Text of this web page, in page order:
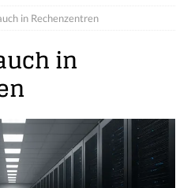
in Rechenzentren
in